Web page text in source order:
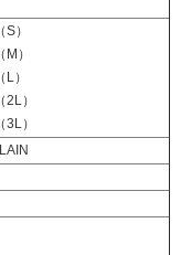
）
）
）
）
）